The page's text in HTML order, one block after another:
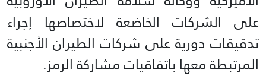
على الشركات الخاضعة لاختصاصها إجراء
تدقيقات دورية على شركات الطيران الأجنبية
المرتبطة معها باتفاقيات مشاركة الرمز.